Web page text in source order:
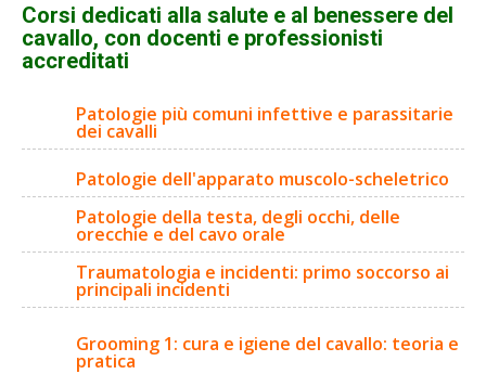
Corsi dedicati alla salute e al benessere del
cavallo, con docenti e professionisti
accreditati
Patologie più comuni infettive e parassitarie
dei cavalli
Patologie dell'apparato muscolo-scheletrico
Patologie della testa, degli occhi, delle
orecchie e del cavo orale
Traumatologia e incidenti: primo soccorso ai
principali incidenti
Grooming 1: cura e igiene del cavallo: teoria e
pratica